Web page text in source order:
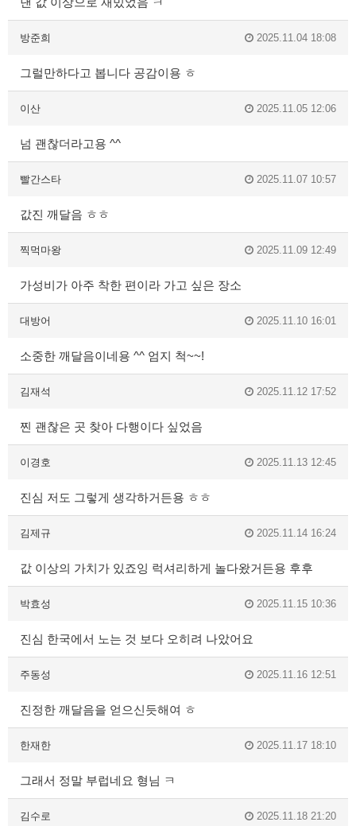
방준희 2025.11.04 18:08
그럴만하다고 봅니다 공감이용 ㅎ
이산 2025.11.05 12:06
넘 괜찮더라고용 ^^
빨간스타 2025.11.07 10:57
값진 깨달음 ㅎㅎ
찍먹마왕 2025.11.09 12:49
가성비가 아주 착한 편이라 가고 싶은 장소
대방어 2025.11.10 16:01
소중한 깨달음이네용 ^^ 엄지 척~~!
김재석 2025.11.12 17:52
찐 괜찮은 곳 찾아 다행이다 싶었음
이경호 2025.11.13 12:45
진심 저도 그렇게 생각하거든용 ㅎㅎ
김제규 2025.11.14 16:24
값 이상의 가치가 있죠잉 럭셔리하게 놀다왔거든용 후후
박효성 2025.11.15 10:36
진심 한국에서 노는 것 보다 오히려 나았어요
주동성 2025.11.16 12:51
진정한 깨달음을 얻으신듯해여 ㅎ
한재한 2025.11.17 18:10
그래서 정말 부럽네요 형님 ㅋ
김수로 2025.11.18 21:20